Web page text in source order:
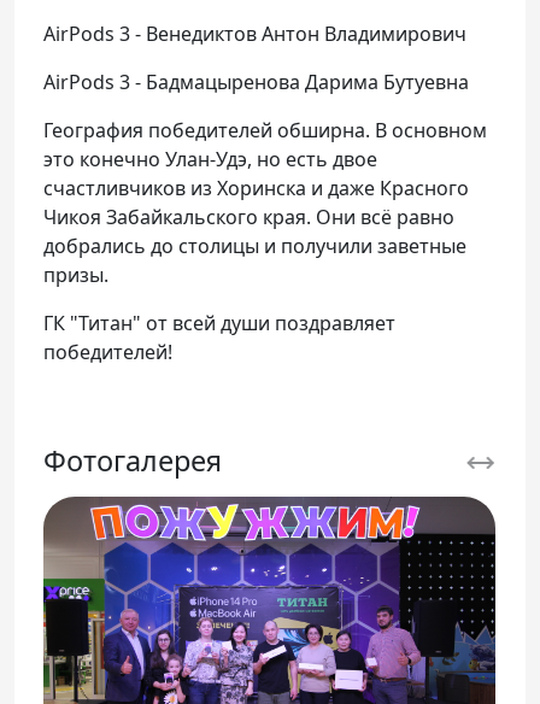
AirPods 3 - Венедиктов Антон Владимирович
AirPods 3 - Бадмацыренова Дарима Бутуевна
География победителей обширна. В основном
это конечно Улан-Удэ, но есть двое
счастливчиков из Хоринска и даже Красного
Чикоя Забайкальского края. Они всё равно
добрались до столицы и получили заветные
призы.
ГК "Титан" от всей души поздравляет
победителей!
Фотогалерея